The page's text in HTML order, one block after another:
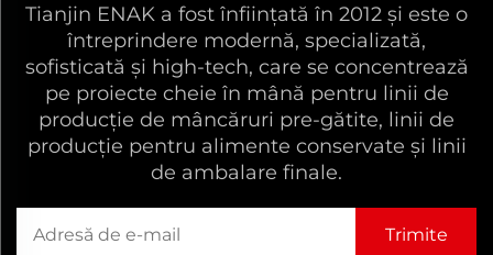
Tianjin ENAK a fost înființată în 2012 și este o
întreprindere modernă, specializată,
sofisticată și high-tech, care se concentrează
pe proiecte cheie în mână pentru linii de
producție de mâncăruri pre-gătite, linii de
producție pentru alimente conservate și linii
de ambalare finale.